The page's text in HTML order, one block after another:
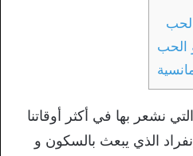
الحب
نشعر بها في أكثر أوقاتنا
الذي يبعث بالسكون و